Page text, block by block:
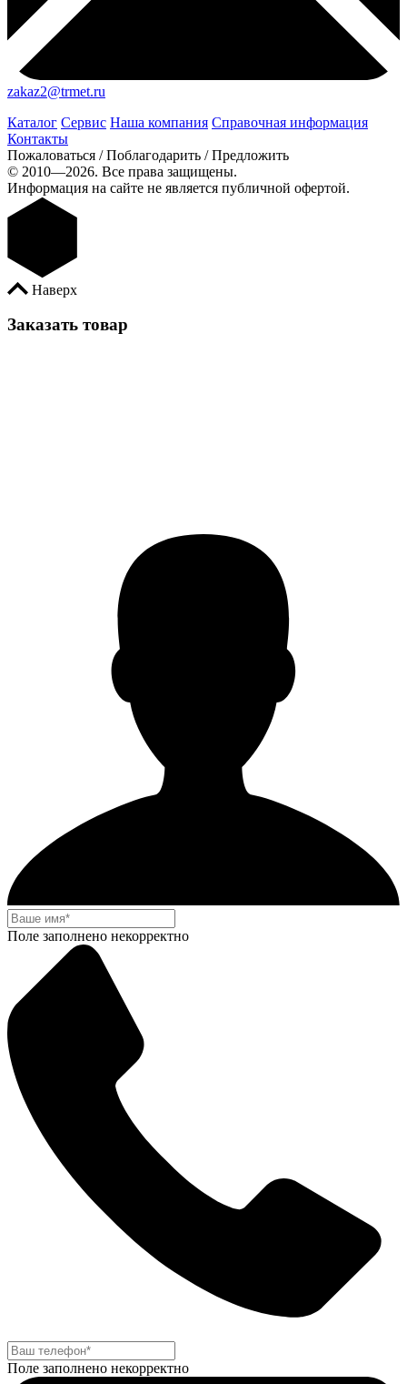
zakaz2@trmet.ru
Каталог Сервис Наша компания Справочная информация
Контакты
Пожаловаться / Поблагодарить / Предложить
© 2010—2026. Все права защищены.
Информация на сайте не является публичной офертой.
Наверх
Заказать товар
Поле заполнено некорректно
Поле заполнено некорректно